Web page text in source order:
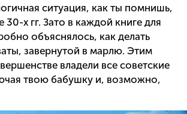
ситуация, как ты помнишь,
30-х гг. Зато в каждой книге для
объяснялось, как делать
завернутой в марлю. Этим
владели все советские
твою бабушку и, возможно,